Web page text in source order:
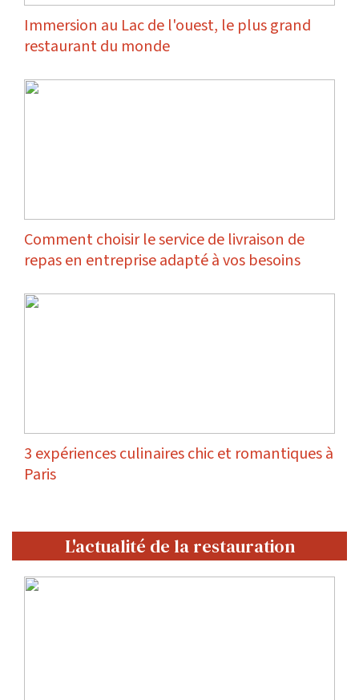
Immersion au Lac de l'ouest, le plus grand
restaurant du monde
Comment choisir le service de livraison de
repas en entreprise adapté à vos besoins
3 expériences culinaires chic et romantiques à
Paris
L'actualité de la restauration